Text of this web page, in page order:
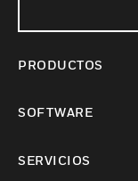
PRODUCTOS
SOFTWARE
SERVICIOS